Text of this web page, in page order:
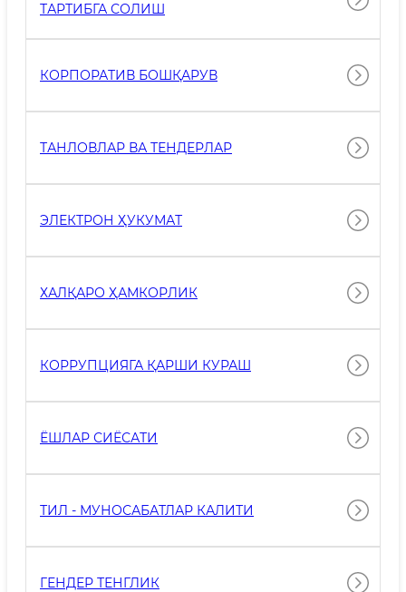
ТАРТИБГА СОЛИШ
КОРПОРАТИВ БОШҚАРУВ
ТАНЛОВЛАР ВА ТЕНДЕРЛАР
ЭЛЕКТРОН ҲУКУМАТ
ХАЛҚАРО ҲАМКОРЛИК
КОРРУПЦИЯГА ҚАРШИ КУРАШ
ЁШЛАР СИЁСАТИ
ТИЛ - МУНОСАБАТЛАР КАЛИТИ
ГЕНДЕР ТЕНГЛИК